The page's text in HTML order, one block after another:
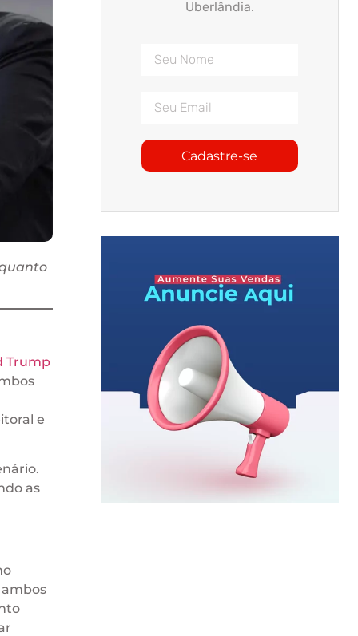
Trump
e
as
Uberlândia.
Cadastre-se